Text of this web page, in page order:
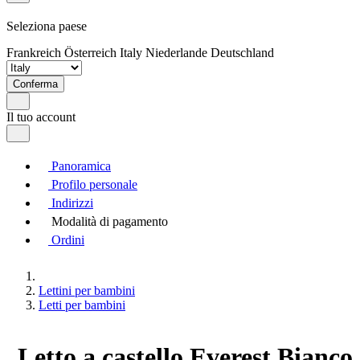
Seleziona paese
Frankreich Österreich Italy Niederlande Deutschland
Conferma
Il tuo account
Panoramica
Profilo personale
Indirizzi
Modalità di pagamento
Ordini
Lettini per bambini
Letti per bambini